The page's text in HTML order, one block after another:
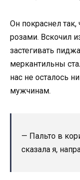
Он покраснел так,
розами. Вскочил
застегивать
меркантильны
нас не осталось
мужчинам.
— Пальто в
сказала я,